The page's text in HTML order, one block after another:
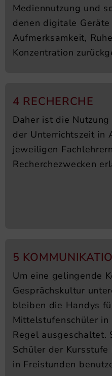
Mediennutzung und
denen digitale
Aufmerksamkeit,
Konzentration
4 RECHERCHE
Daher ist die
der Unterrichtszeit in
jeweiligen
Recherchezwecken
5
Um eine gelingende
Gesprächskultur
bleiben die Handys
Mittelstufenschüler in
Regel ausgeschaltet.
Schüler der
in Freistunden